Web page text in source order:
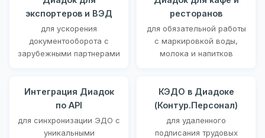
экспортеров и ВЭД
для ускорения
документооборота с
зарубежными партнерами
ресторанов
для обязательной работы
с маркировкой воды,
молока и напитков
Интеграция Диадок
по API
для синхронизации ЭДО с
уникальными
КЭДО в Диадоке
(Контур.Персонал)
для удаленного
подписания трудовых